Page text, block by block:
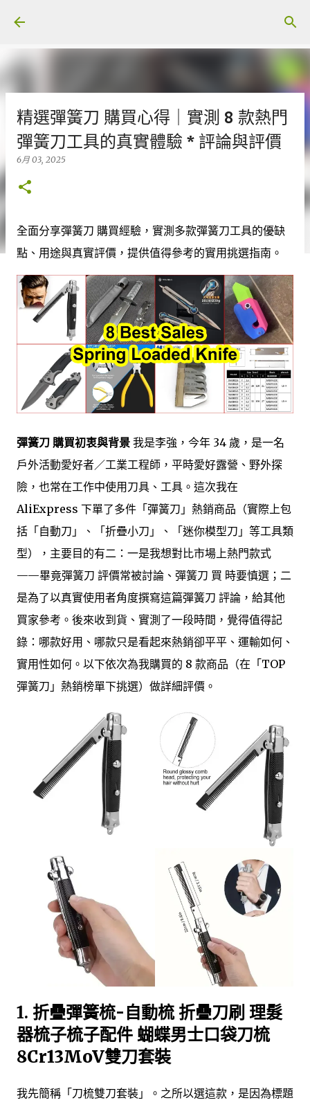
精選彈簧刀 購買心得｜實測 8 款熱門
彈簧刀工具的真實體驗 * 評論與評價
6月 03, 2025
全面分享彈簧刀 購買經驗，實測多款彈簧刀工具的優缺
點、用途與真實評價，提供值得參考的實用挑選指南。
彈簧刀 購買初衷與背景 我是李強，今年 34 歲，是一名
戶外活動愛好者／工業工程師，平時愛好露營、野外探
險，也常在工作中使用刀具、工具。這次我在
AliExpress 下單了多件「彈簧刀」熱銷商品（實際上包
括「自動刀」、「折疊小刀」、「迷你模型刀」等工具類
型），主要目的有二：一是我想對比市場上熱門款式
——畢竟彈簧刀 評價常被討論、彈簧刀 買 時要慎選；二
是為了以真實使用者角度撰寫這篇彈簧刀 評論，給其他
買家參考。後來收到貨、實測了一段時間，覺得值得記
錄：哪款好用、哪款只是看起來熱銷卻平平、運輸如何、
實用性如何。以下依次為我購買的 8 款商品（在「TOP
彈簧刀」熱銷榜單下挑選）做詳細評價。
1. 折疊彈簧梳-自動梳 折疊刀刷 理髮
器梳子梳子配件 蝴蝶男士口袋刀梳
8Cr13MoV雙刀套裝
我先簡稱「刀梳雙刀套裝」。之所以選這款，是因為標題